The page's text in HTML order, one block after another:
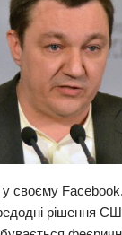
своєму
рішення